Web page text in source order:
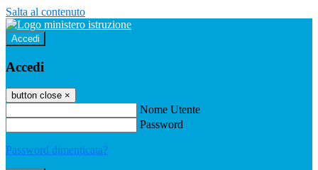
Salta al contenuto
Accedi
Accedi
button close ×
Nome Utente
Password
Password dimenticata?